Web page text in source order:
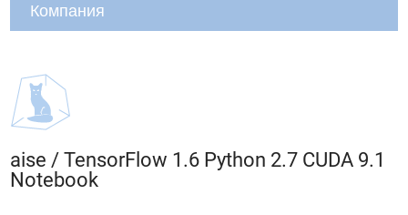
Компания
aise / TensorFlow 1.6 Python 2.7 CUDA 9.1
Notebook